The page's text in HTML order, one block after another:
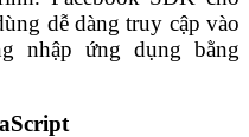
dễ dàng truy cập vào
nhập ứng dụng bằng